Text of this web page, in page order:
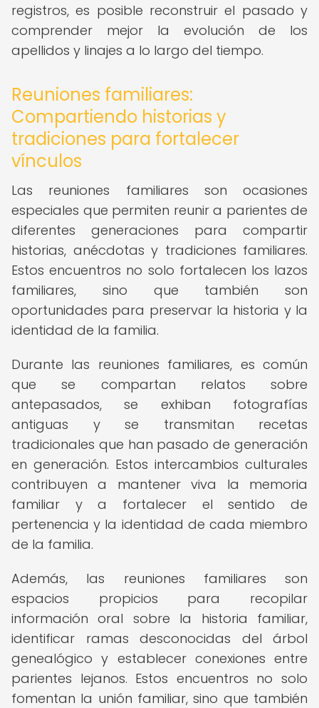
registros, es posible reconstruir el pasado y
comprender mejor la evolución de los
apellidos y linajes a lo largo del tiempo.
Reuniones familiares:
Compartiendo historias y
tradiciones para fortalecer
vínculos
Las reuniones familiares son ocasiones
especiales que permiten reunir a parientes de
diferentes generaciones para compartir
historias, anécdotas y tradiciones familiares.
Estos encuentros no solo fortalecen los lazos
familiares, sino que también son
oportunidades para preservar la historia y la
identidad de la familia.
Durante las reuniones familiares, es común
que se compartan relatos sobre
antepasados, se exhiban fotografías
antiguas y se transmitan recetas
tradicionales que han pasado de generación
en generación. Estos intercambios culturales
contribuyen a mantener viva la memoria
familiar y a fortalecer el sentido de
pertenencia y la identidad de cada miembro
de la familia.
Además, las reuniones familiares son
espacios propicios para recopilar
información oral sobre la historia familiar,
identificar ramas desconocidas del árbol
genealógico y establecer conexiones entre
parientes lejanos. Estos encuentros no solo
fomentan la unión familiar, sino que también